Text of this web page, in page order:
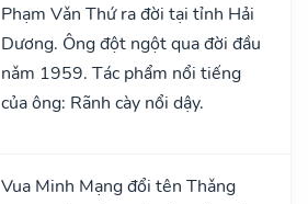
Phạm Vǎn Thứ ra đời tại tỉnh Hải
Dương. Ông đột ngột qua đời đầu
nǎm 1959. Tác phẩm nổi tiếng
của ông: Rãnh cày nổi dậy.
Vua Minh Mạng đổi tên Thǎng